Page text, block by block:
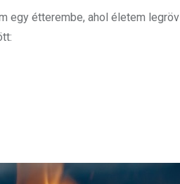
egy étterembe, ahol életem